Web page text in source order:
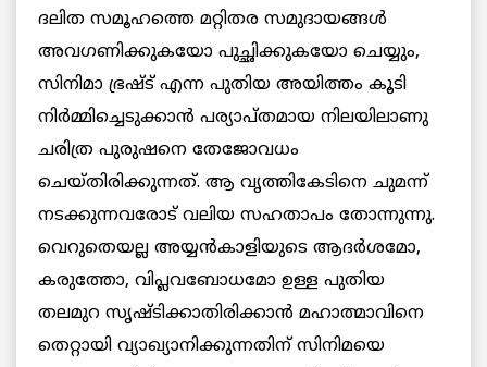
ദലിത സമൂഹത്തെ മറ്റിതര സമുദായങ്ങള്‍
അവഗണിക്കുകയോ പുച്ഛിക്കുകയോ ചെയ്യും,
സിനിമാ ഭ്രഷ്ട് എന്ന പുതിയ അയിത്തം കൂടി
നിര്‍മ്മിച്ചെടുക്കാന്‍ പര്യാപ്തമായ നിലയിലാണു
ചരിത്ര പുരുഷനെ തേജോവധം
ചെയ്തിരിക്കുന്നത്. ആ വൃത്തികേടിനെ ചുമന്ന്
നടക്കുന്നവരോട് വലിയ സഹതാപം തോന്നുന്നു.
വെറുതെയല്ല അയ്യന്‍കാളിയുടെ ആദര്‍ശമോ,
കരുത്തോ, വിപ്ലവബോധമോ ഉള്ള പുതിയ
തലമുറ സൃഷ്ടിക്കാതിരിക്കാന്‍ മഹാത്മാവിനെ
തെറ്റായി വ്യാഖ്യാനിക്കുന്നതിന് സിനിമയെ